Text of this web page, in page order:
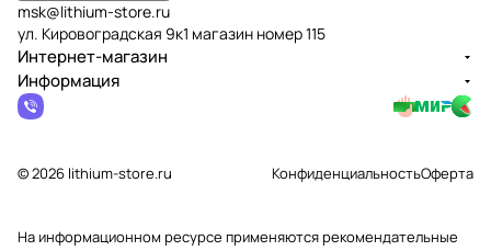
msk@lithium-store.ru
ул. Кировоградская 9к1 магазин номер 115
Интернет-магазин
Информация
© 2026 lithium-store.ru КонфиденциальностьОферта
На информационном ресурсе применяютсярекомендательные